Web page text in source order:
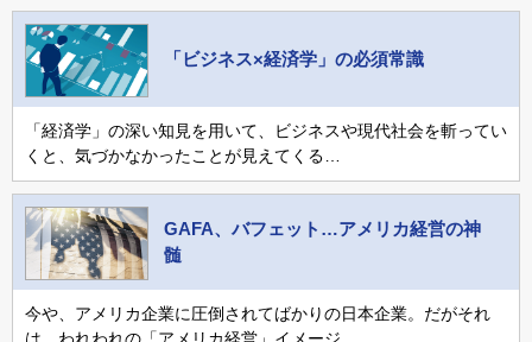
「ビジネス×経済学」の必須常識
「経済学」の深い知見を用いて、ビジネスや現代社会を斬ってい
くと、気づかなかったことが見えてくる…
GAFA、バフェット…アメリカ経営の神
髄
今や、アメリカ企業に圧倒されてばかりの日本企業。だがそれ
は、われわれの「アメリカ経営」イメージ…